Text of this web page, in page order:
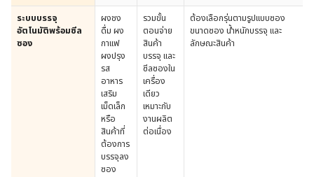
ระบบบรรจุ
อัตโนมัติพร้อมซีล
ซอง
ผงชง
ดื่ม ผง
กาแฟ
ผงปรุง
รส
อาหาร
เสริม
เม็ดเล็ก
หรือ
สินค้าที่
ต้องการ
บรรจุลง
ซอง
รวมขั้น
ตอนจ่าย
สินค้า
บรรจุ และ
ซีลซองใน
เครื่อง
เดียว
เหมาะกับ
งานผลิต
ต่อเนื่อง
ต้องเลือกรุ่นตามรูปแบบซอง
ขนาดซอง น้ำหนักบรรจุ และ
ลักษณะสินค้า